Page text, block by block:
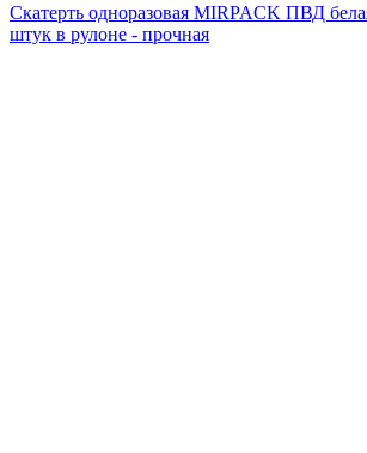
Скатерть одноразовая MIRPACK ПВД
штук в рулоне - прочная